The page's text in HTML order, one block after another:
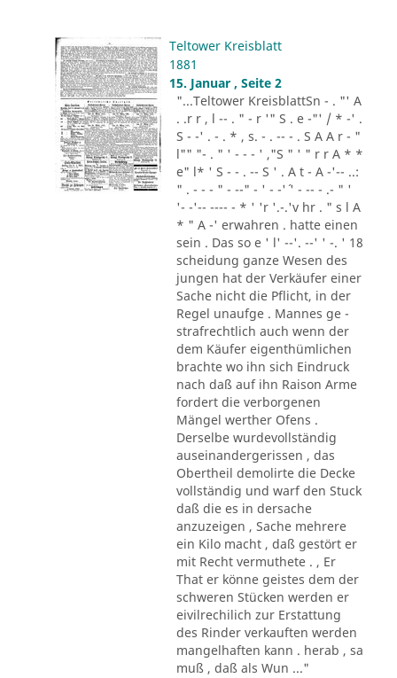
Teltower Kreisblatt
1881
15. Januar , Seite 2
"...Teltower KreisblattSn - . "' A
. .r r , l -- . " - r '" S . e -"' / * -' .
S - -' . - . * , s. - . -- - . S A A r - "
l"" "- . " ' - - - ' ,"S " ' " r r A * *
e" l* ' S - - . -- S ' . A t - A -'-- ..:
" . - - - " - --" - ' - -'´ ' - -- - .- " '
'- -'-- ---- - * ' 'r '.-.'v hr . " s l A
* " A -' erwahren . hatte einen
sein . Das so e ' l' --'. --' ' -. ' 18
scheidung ganze Wesen des
jungen hat der Verkäufer einer
Sache nicht die Pflicht, in der
Regel unaufge . Mannes ge -
strafrechtlich auch wenn der
dem Käufer eigenthümlichen
brachte wo ihn sich Eindruck
nach daß auf ihn Raison Arme
fordert die verborgenen
Mängel werther Ofens .
Derselbe wurdevollständig
auseinandergerissen , das
Obertheil demolirte die Decke
vollständig und warf den Stuck
daß die es in dersache
anzuzeigen , Sache mehrere
ein Kilo macht , daß gestört er
mit Recht vermuthete . , Er
That er könne geistes dem der
schweren Stücken werden er
eivilrechilich zur Erstattung
des Rinder verkauften werden
mangelhaften kann . herab , sa
muß , daß als Wun ..."